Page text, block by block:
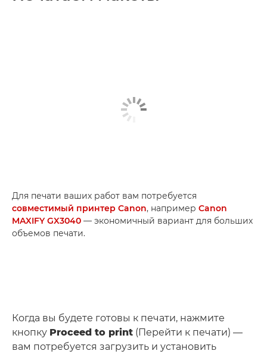
Для печати ваших работ вам потребуется
совместимый принтер Canon, например Canon
MAXIFY GX3040 — экономичный вариант для больших
объемов печати.
Когда вы будете готовы к печати, нажмите
кнопку Proceed to print (Перейти к печати) —
вам потребуется загрузить и установить